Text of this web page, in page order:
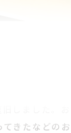
を確認しなが
れや不具合が
きたなどの